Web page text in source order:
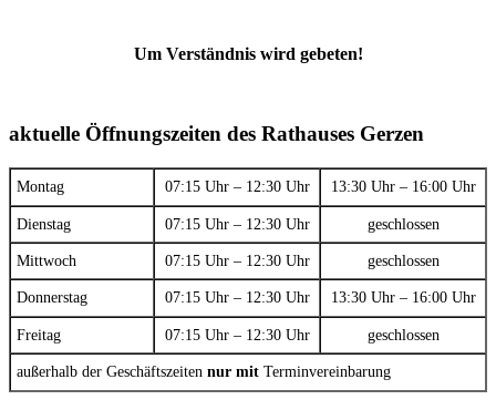
Um Verständnis wird gebeten!
aktuelle Öffnungszeiten des Rathauses Gerzen
Montag 07:15 Uhr – 12:30 Uhr 13:30 Uhr – 16:00 Uhr
Dienstag 07:15 Uhr – 12:30 Uhr geschlossen
Mittwoch 07:15 Uhr – 12:30 Uhr geschlossen
Donnerstag 07:15 Uhr – 12:30 Uhr 13:30 Uhr – 16:00 Uhr
Freitag 07:15 Uhr – 12:30 Uhr geschlossen
außerhalb der Geschäftszeiten nur mit Terminvereinbarung